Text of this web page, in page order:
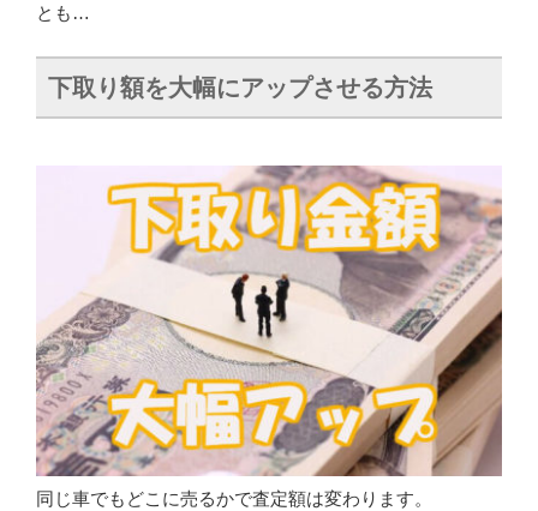
とも…
下取り額を大幅にアップさせる方法
同じ車でもどこに売るかで査定額は変わります。